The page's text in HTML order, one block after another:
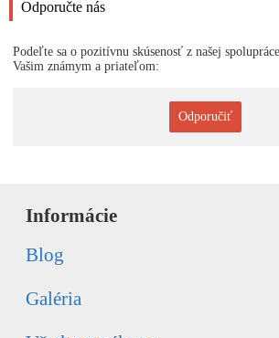
Odporučte nás
Podeľte sa o pozitívnu skúsenosť z našej
Vašim známym a priateľom:
Odporučiť
Informácie
Blog
Galéria